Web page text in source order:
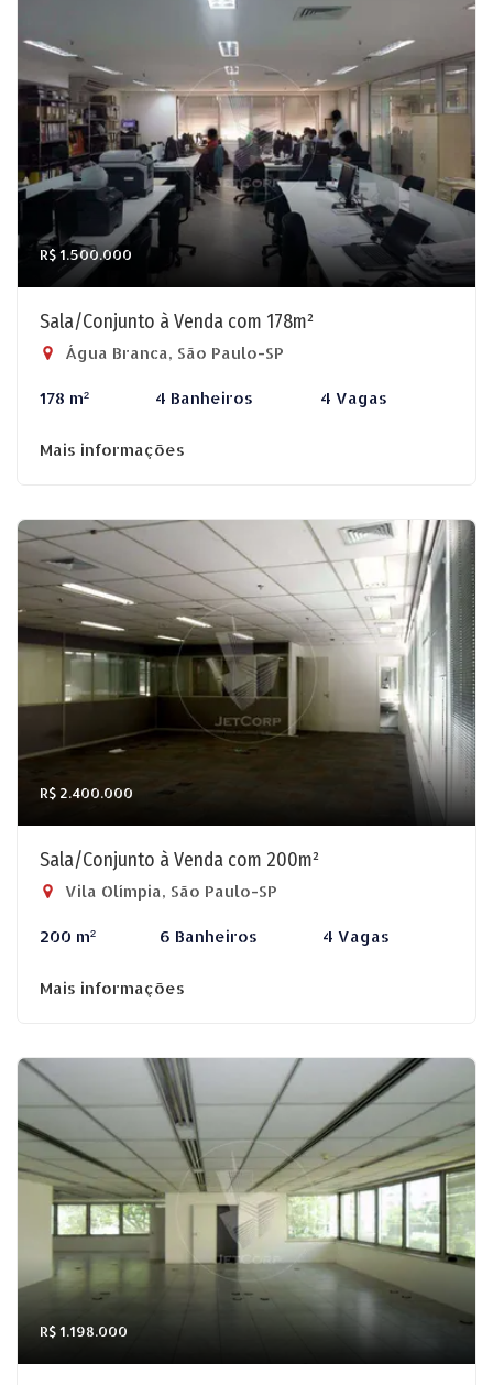
R$ 1.500.000
Sala/Conjunto à Venda com 178m²
Água Branca, São Paulo-SP
178 m² 4 Banheiros 4 Vagas
Mais informações
R$ 2.400.000
Sala/Conjunto à Venda com 200m²
Vila Olímpia, São Paulo-SP
200 m² 6 Banheiros 4 Vagas
Mais informações
R$ 1.198.000